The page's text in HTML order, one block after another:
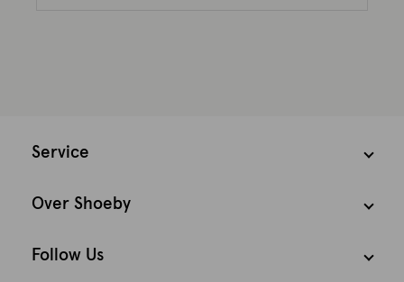
Service
Over Shoeby
Follow Us